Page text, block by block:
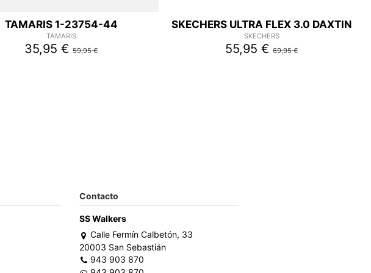
TAMARIS 1-23754-44
TAMARIS
35,95 €59,95 €
SKECHERS ULTRA FLEX 3.0 DAXTIN
SKECHERS
55,95 €69,95 €
Contacto
SS Walkers
Calle Fermín Calbetón, 33
20003 San Sebastián
943 903 870